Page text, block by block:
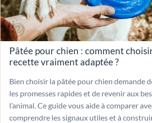
Pâtée pour chien : comment
recette vraiment adaptée ?
Bien choisir la pâtée pour chien demande
les promesses rapides et de revenir aux
l’animal. Ce guide vous aide à comparer
comprendre les signaux utiles et à